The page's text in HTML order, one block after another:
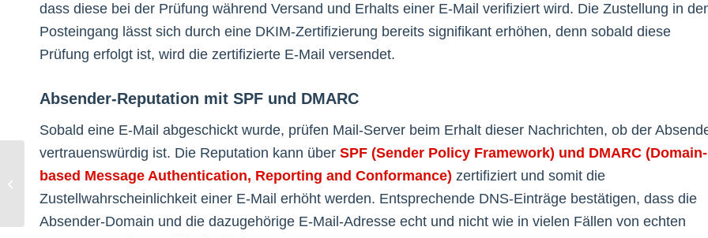
dass diese bei der Prüfung während Versand und Erhalts einer E-Mail verifiziert wird. Die Zustellung in
Posteingang lässt sich durch eine DKIM-Zertifizierung bereits signifikant erhöhen, denn sobald diese
Prüfung erfolgt ist, wird die zertifizierte E-Mail versendet.
Absender-Reputation mit SPF und DMARC
Sobald eine E-Mail abgeschickt wurde, prüfen Mail-Server beim Erhalt dieser Nachrichten, ob der
vertrauenswürdig ist. Die Reputation kann über SPF (Sender Policy Framework) und DMARC (Domain-
based Message Authentication, Reporting and Conformance) zertifiziert und somit die
Zustellwahrscheinlichkeit einer E-Mail erhöht werden. Entsprechende DNS-Einträge bestätigen, dass die
Absender-Domain und die dazugehörige E-Mail-Adresse echt und nicht wie in vielen Fällen von echten
Investitionsbedarf: 70
Milliarden Euro pro Jahr
für digitalen und